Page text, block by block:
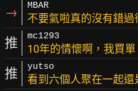
→ MBAR
不要氣啦真的沒有錯
推 mc1293
10年的情懷啊，我買單
推 yutso
看到六個人聚在一起還